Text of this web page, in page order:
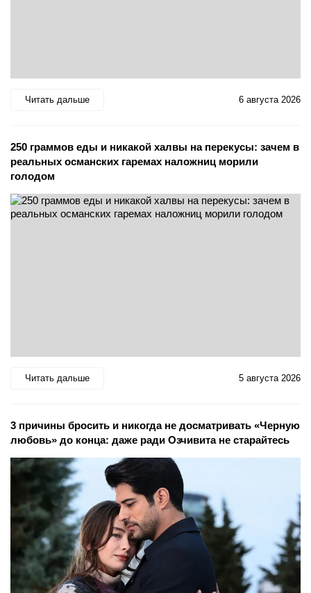
Читать дальше 6 августа 2026
250 граммов еды и никакой халвы на перекусы: зачем в
реальных османских гаремах наложниц морили
голодом
Читать дальше 5 августа 2026
3 причины бросить и никогда не досматривать «Черную
любовь» до конца: даже ради Озчивита не старайтесь